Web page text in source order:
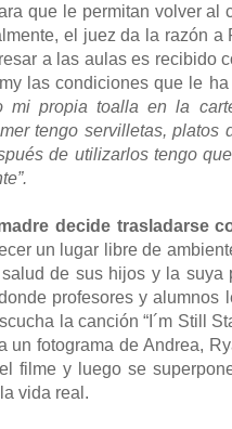
que le permitan volver
el juez da la razón
a las aulas es recibido
las condiciones que le
mi propia toalla en la
tengo servilletas, platos
de utilizarlos tengo
decide trasladarse
un lugar libre de
de sus hijos y la
profesores y alumnos
la canción “I´m Still
un fotograma de Andrea,
filme y luego se
vida real.